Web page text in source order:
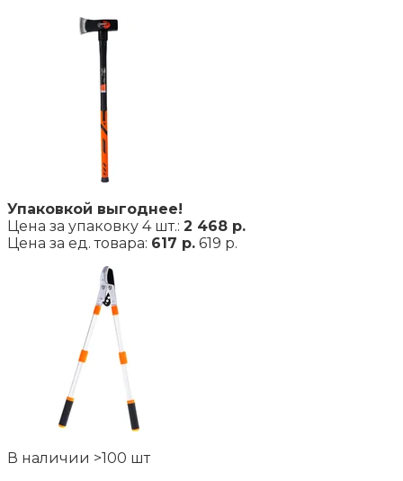
Упаковкой выгоднее!
Цена за упаковку 4 шт.: 2 468 р.
Цена за ед. товара: 617 р. 619 р.
В наличии >100 шт